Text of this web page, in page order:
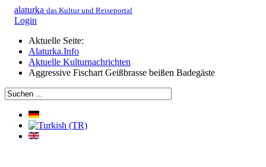
alaturka das Kultur und Reiseportal
Login
Aktuelle Seite:
Alaturka.Info
Aktuelle Kulturnachrichten
Aggressive Fischart Geißbrasse beißen Badegäste